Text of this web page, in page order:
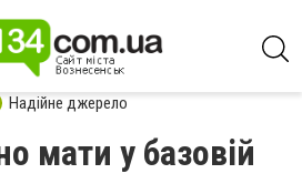
Надійне джерело
мати у базовій